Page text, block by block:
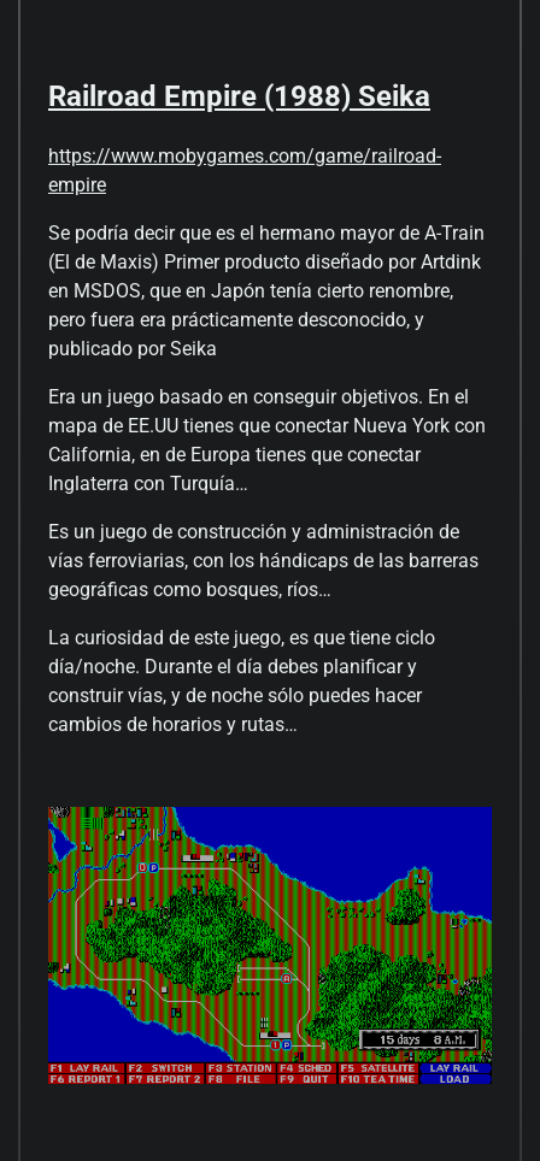
Railroad Empire (1988) Seika
https://www.mobygames.com/game/railroad-
empire
Se podría decir que es el hermano mayor de A-Train
(El de Maxis) Primer producto diseñado por Artdink
en MSDOS, que en Japón tenía cierto renombre,
pero fuera era prácticamente desconocido, y
publicado por Seika
Era un juego basado en conseguir objetivos. En el
mapa de EE.UU tienes que conectar Nueva York con
California, en de Europa tienes que conectar
Inglaterra con Turquía…
Es un juego de construcción y administración de
vías ferroviarias, con los hándicaps de las barreras
geográficas como bosques, ríos…
La curiosidad de este juego, es que tiene ciclo
día/noche. Durante el día debes planificar y
construir vías, y de noche sólo puedes hacer
cambios de horarios y rutas…